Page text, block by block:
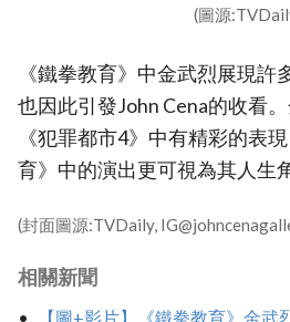
(圖源
《鐵拳教育》中金武烈展現許
也因此引發John Cena的收看
《犯罪都市4》中有精彩的表
育》中的演出更可視為其人生
(封面圖源:TVDaily,
相關新聞
【圖+影片】《鐵拳教育》金